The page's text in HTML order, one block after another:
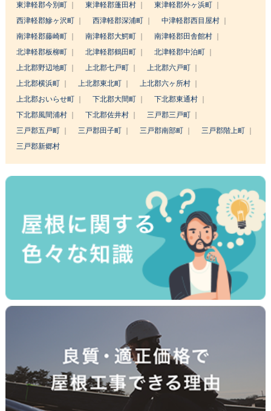
東津軽郡今別町
東津軽郡蓬田村
東津軽郡外ヶ浜町
西津軽郡鰺ヶ沢町
西津軽郡深浦町
中津軽郡西目屋村
南津軽郡藤崎町
南津軽郡大鰐町
南津軽郡田舎館村
北津軽郡板柳町
北津軽郡鶴田町
北津軽郡中泊町
上北郡野辺地町
上北郡七戸町
上北郡六戸町
上北郡横浜町
上北郡東北町
上北郡六ヶ所村
上北郡おいらせ町
下北郡大間町
下北郡東通村
下北郡風間浦村
下北郡佐井村
三戸郡三戸町
三戸郡五戸町
三戸郡田子町 三戸郡南部町
三戸郡階上町
三戸郡新郷村